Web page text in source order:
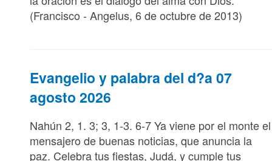
(Francisco - Angelus, 6 de octubre de 2013)
Evangelio y palabra del d?a 07
agosto 2026
Nahún 2, 1. 3; 3, 1-3. 6-7 Ya viene por el monte el
mensajero de buenas noticias, que anuncia la
paz. Celebra tus fiestas, Judá, y cumple tus